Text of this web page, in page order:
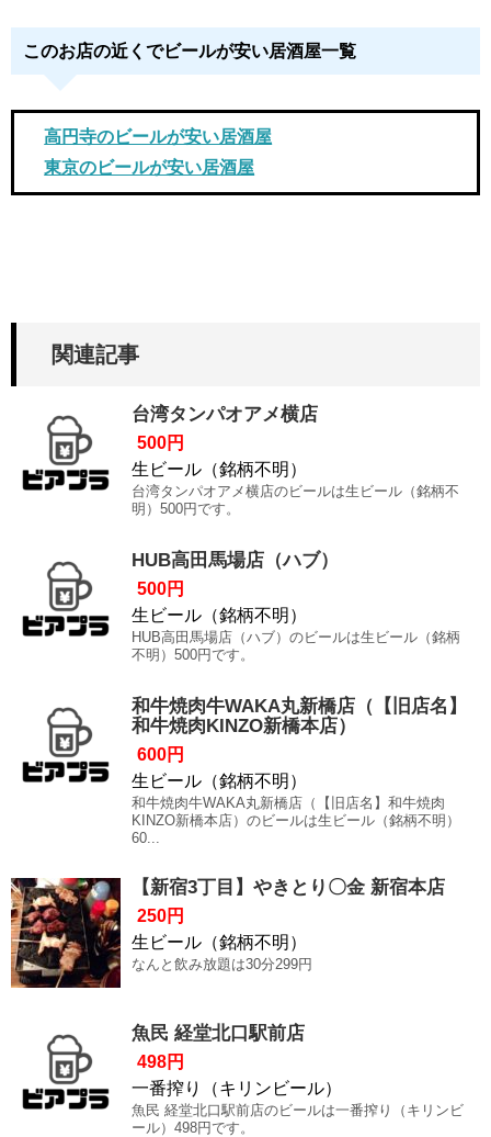
このお店の近くでビールが安い居酒屋一覧
高円寺のビールが安い居酒屋
東京のビールが安い居酒屋
関連記事
台湾タンパオアメ横店
500円
生ビール（銘柄不明）
台湾タンパオアメ横店のビールは生ビール（銘柄不
明）500円です。
HUB高田馬場店（ハブ）
500円
生ビール（銘柄不明）
HUB高田馬場店（ハブ）のビールは生ビール（銘柄
不明）500円です。
和牛焼肉牛WAKA丸新橋店（【旧店名】
和牛焼肉KINZO新橋本店）
600円
生ビール（銘柄不明）
和牛焼肉牛WAKA丸新橋店（【旧店名】和牛焼肉
KINZO新橋本店）のビールは生ビール（銘柄不明）
60...
【新宿3丁目】やきとり〇金 新宿本店
250円
生ビール（銘柄不明）
なんと飲み放題は30分299円
魚民 経堂北口駅前店
498円
一番搾り（キリンビール）
魚民 経堂北口駅前店のビールは一番搾り（キリンビ
ール）498円です。